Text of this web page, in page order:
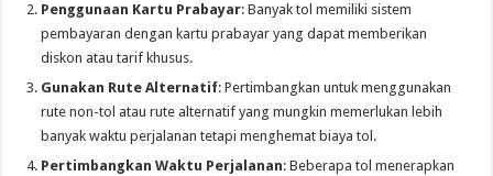
Penggunaan Kartu Prabayar: Banyak tol memiliki sistem
pembayaran dengan kartu prabayar yang dapat memberikan
diskon atau tarif khusus.
Gunakan Rute Alternatif: Pertimbangkan untuk menggunakan
rute non-tol atau rute alternatif yang mungkin memerlukan lebih
banyak waktu perjalanan tetapi menghemat biaya tol.
Pertimbangkan Waktu Perjalanan: Beberapa tol menerapkan